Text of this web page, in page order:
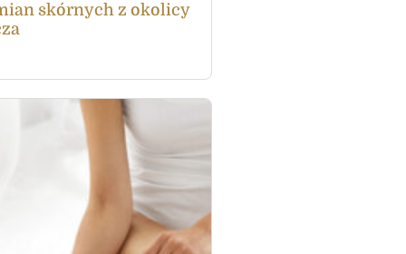
skórnych z okolicy